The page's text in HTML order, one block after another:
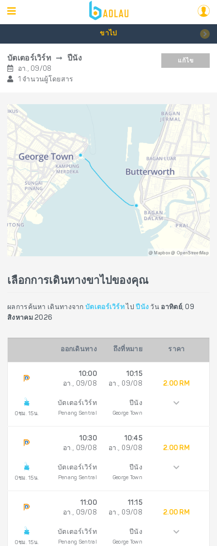
ขาไป
บัตเตอร์เวิร์ท ปีนัง
อา., 09/08
1 จำนวนผู้โดยสาร
แก้ไข
@ Mapbox @ OpenStreetMap
เลือกการเดินทางขาไปของคุณ
ผลการค้นหา เดินทางจาก บัตเตอร์เวิร์ท ไปปีนัง วัน อาทิตย์, 09
สิงหาคม 2026
ออกเดินทาง ถึงที่หมาย ราคา
0ชม. 15น.
10:00
อา., 09/08
บัตเตอร์เวิร์ท
Penang Sentral
10:15
อา., 09/08
ปีนัง
George Town
2.00 RM
0ชม. 15น.
10:30
อา., 09/08
บัตเตอร์เวิร์ท
Penang Sentral
10:45
อา., 09/08
ปีนัง
George Town
2.00 RM
0ชม. 15น.
11:00
อา., 09/08
บัตเตอร์เวิร์ท
Penang Sentral
11:15
อา., 09/08
ปีนัง
George Town
2.00 RM